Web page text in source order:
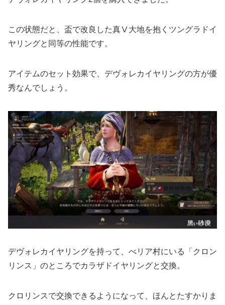
この状態だと、盃で改良した真Ⅴ大地を抱くツングラドイ
ヤリングと同等の性能です。
アイテムのセット効果で、デヴォレカイヤリングの方が優
秀なんでしょう。
デヴォレカイヤリングを持って、べリア村にいる「クロン
リンス」のところでカラザドイヤリングと交換。
クロリンスで交換できるようになって、ほんとたすかりま